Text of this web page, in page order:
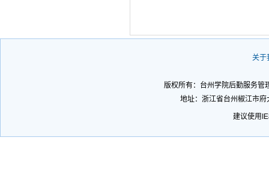
关于
版权所有：台州学院后勤服
地址：浙江省台州椒江市
建议使用